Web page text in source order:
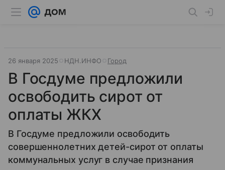
26 января 2025 НДН.ИНФО Город
В Госдуме предложили
освободить сирот от
оплаты ЖКХ
В Госдуме предложили освободить
совершеннолетних детей-сирот от оплаты
коммунальных услуг в случае признания